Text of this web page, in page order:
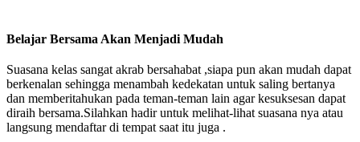
Belajar Bersama Akan Menjadi Mudah
Suasana kelas sangat akrab bersahabat ,siapa pun akan mudah dapat
berkenalan sehingga menambah kedekatan untuk saling bertanya
dan memberitahukan pada teman-teman lain agar kesuksesan dapat
diraih bersama.Silahkan hadir untuk melihat-lihat suasana nya atau
langsung mendaftar di tempat saat itu juga .